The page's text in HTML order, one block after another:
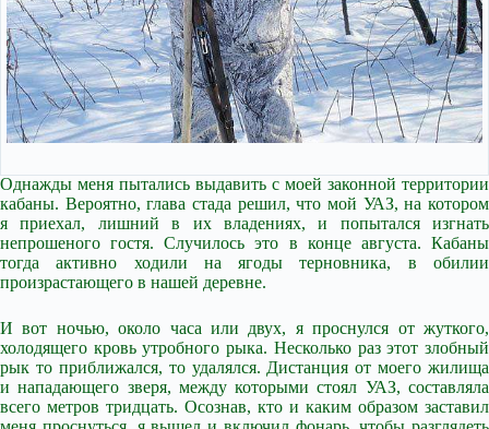
Однажды меня пытались выдавить с моей законной территории
кабаны. Вероятно, глава стада решил, что мой УАЗ, на котором
я приехал, лишний в их владениях, и попытался изгнать
непрошеного гостя. Случилось это в конце августа. Кабаны
тогда активно ходили на ягоды терновника, в обилии
произрастающего в нашей деревне.
И вот ночью, около часа или двух, я проснулся от жуткого,
холодящего кровь утробного рыка. Несколько раз этот злобный
рык то приближался, то удалялся. Дистанция от моего жилища
и нападающего зверя, между которыми стоял УАЗ, составляла
всего метров тридцать. Осознав, кто и каким образом заставил